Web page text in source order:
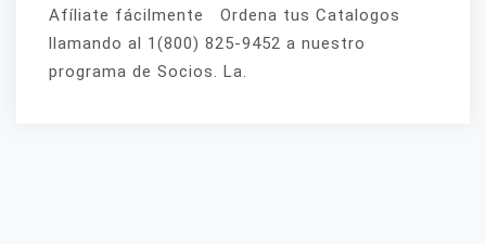
Afíliate fácilmente Ordena tus Catalogos
llamando al 1(800) 825-9452 a nuestro
programa de Socios. La.